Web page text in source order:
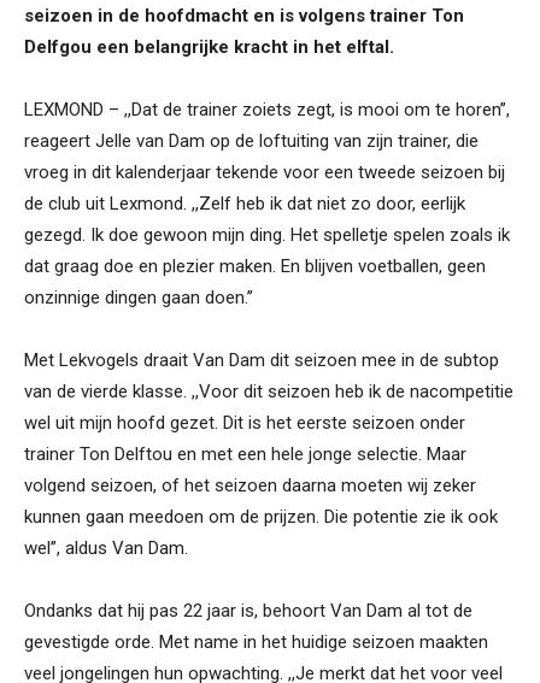
seizoen in de hoofdmacht en is volgens trainer Ton
Delfgou een belangrijke kracht in het elftal.
LEXMOND – ,,Dat de trainer zoiets zegt, is mooi om te horen’’,
reageert Jelle van Dam op de loftuiting van zijn trainer, die
vroeg in dit kalenderjaar tekende voor een tweede seizoen bij
de club uit Lexmond. ,,Zelf heb ik dat niet zo door, eerlijk
gezegd. Ik doe gewoon mijn ding. Het spelletje spelen zoals ik
dat graag doe en plezier maken. En blijven voetballen, geen
onzinnige dingen gaan doen.’’
Met Lekvogels draait Van Dam dit seizoen mee in de subtop
van de vierde klasse. ,,Voor dit seizoen heb ik de nacompetitie
wel uit mijn hoofd gezet. Dit is het eerste seizoen onder
trainer Ton Delftou en met een hele jonge selectie. Maar
volgend seizoen, of het seizoen daarna moeten wij zeker
kunnen gaan meedoen om de prijzen. Die potentie zie ik ook
wel’’, aldus Van Dam.
Ondanks dat hij pas 22 jaar is, behoort Van Dam al tot de
gevestigde orde. Met name in het huidige seizoen maakten
veel jongelingen hun opwachting. ,,Je merkt dat het voor veel